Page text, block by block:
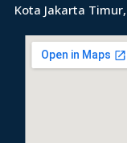
Kota Jakarta